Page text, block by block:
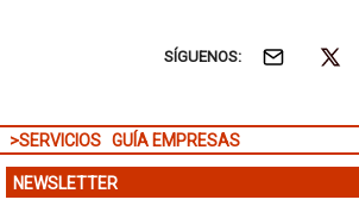
SÍGUENOS:
>SERVICIOS GUÍA EMPRESAS
NEWSLETTER